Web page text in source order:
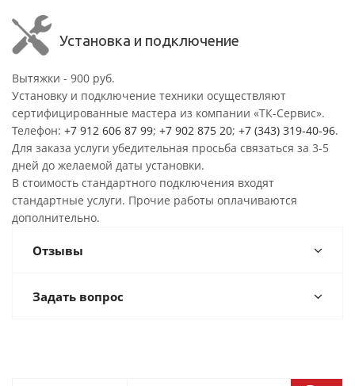
Установка и подключение
Вытяжки - 900 руб.
Установку и подключение техники осуществляют
сертифицированные мастера из компании «ТК-Сервис».
Телефон: +7 912 606 87 99; +7 902 875 20; +7 (343) 319-40-96.
Для заказа услуги убедительная просьба связаться за 3-5
дней до желаемой даты установки.
В стоимость стандартного подключения входят
стандартные услуги. Прочие работы оплачиваются
дополнительно.
Отзывы
Задать вопрос